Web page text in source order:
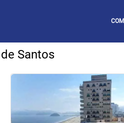
Santos
<